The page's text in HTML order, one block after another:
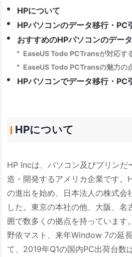
HPについて
HPパソコンのデータ移行・PC
おすすめのHPパソコンのデー
EaseUS Todo PCTransが対応す
EaseUS Todo PCTransの魅力の
HPパソコンでデータ移行・PC
HPについて
HP Incは、パソコン及びプリンだ
造・開発するアメリカ企業です。
の進出を始め、日本法人の株式会
した。東京の本社の他、大阪、名
囲で数多くの拠点を持っていま
野依マスト、来年Window 7の延
て、2019年Q1の国内PC出荷台数